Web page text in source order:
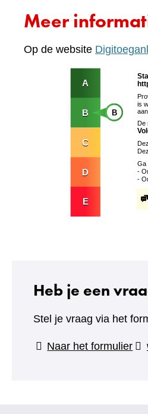
een
website)
Meer
Op de website
Heb je een
Stel je vraag via het
Naar het formulier